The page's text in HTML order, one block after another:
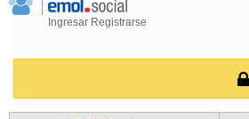
Ingresar Registrarse